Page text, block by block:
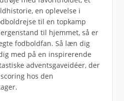
en oplevelse i
til en topkamp
til hjemmet, så er
fodboldfan. Så læn dig
med på en inspirerende
adventsgaveidéer, der
hos den